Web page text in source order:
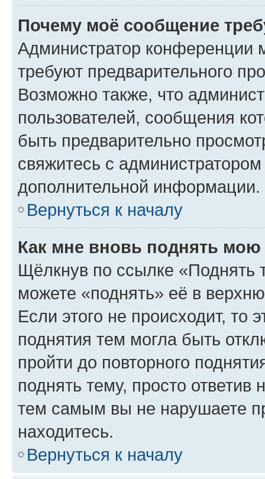
Почему моё сообщение
Администратор конференции
требуют предварительного
Возможно также, что
пользователей, сообщения
быть предварительно
свяжитесь с
дополнительной информации.
Вернуться к началу
Как мне вновь поднять мою
Щёлкнув по ссылке «Поднять
можете «поднять» её в
Если этого не происходит, то
поднятия тем могла быть
пройти до повторного
поднять тему, просто ответив
тем самым вы не нарушаете
находитесь.
Вернуться к началу